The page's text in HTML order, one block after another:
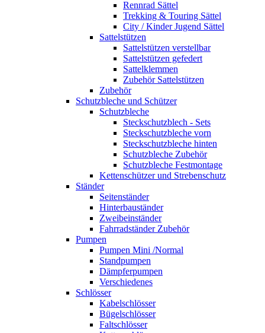
Rennrad Sättel
Trekking & Touring Sättel
City / Kinder Jugend Sättel
Sattelstützen
Sattelstützen verstellbar
Sattelstützen gefedert
Sattelklemmen
Zubehör Sattelstützen
Zubehör
Schutzbleche und Schützer
Schutzbleche
Steckschutzblech - Sets
Steckschutzbleche vorn
Steckschutzbleche hinten
Schutzbleche Zubehör
Schutzbleche Festmontage
Kettenschützer und Strebenschutz
Ständer
Seitenständer
Hinterbauständer
Zweibeinständer
Fahrradständer Zubehör
Pumpen
Pumpen Mini /Normal
Standpumpen
Dämpferpumpen
Verschiedenes
Schlösser
Kabelschlösser
Bügelschlösser
Faltschlösser